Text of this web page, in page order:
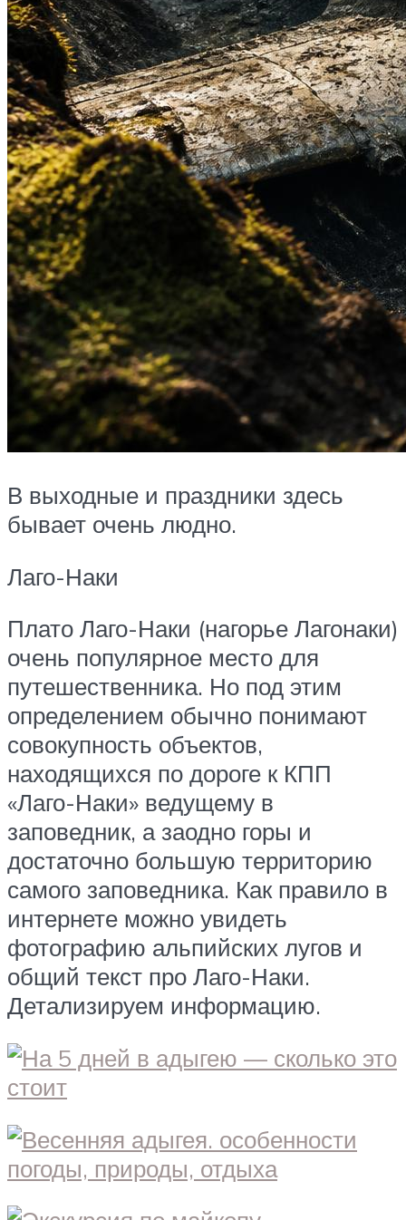
В выходные и праздники здесь
бывает очень людно.
Лаго-Наки
Плато Лаго-Наки (нагорье Лагонаки)
очень популярное место для
путешественника. Но под этим
определением обычно понимают
совокупность объектов,
находящихся по дороге к КПП
«Лаго-Наки» ведущему в
заповедник, а заодно горы и
достаточно большую территорию
самого заповедника. Как правило в
интернете можно увидеть
фотографию альпийских лугов и
общий текст про Лаго-Наки.
Детализируем информацию.